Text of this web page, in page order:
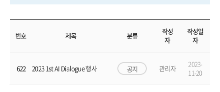
번호 제목 분류
작성
자
작성일
자
622 2023 1st AI Dialogue 행사 공지 관리자
2023-
11-20